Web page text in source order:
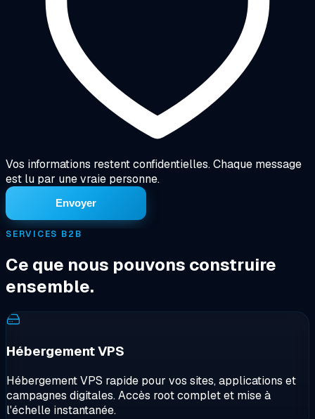
Vos informations restent confidentielles. Chaque message
est lu par une vraie personne.
Envoyer
SERVICES B2B
Ce que nous pouvons construire
ensemble.
Hébergement VPS
Hébergement VPS rapide pour vos sites, applications et
campagnes digitales. Accès root complet et mise à
l'échelle instantanée.